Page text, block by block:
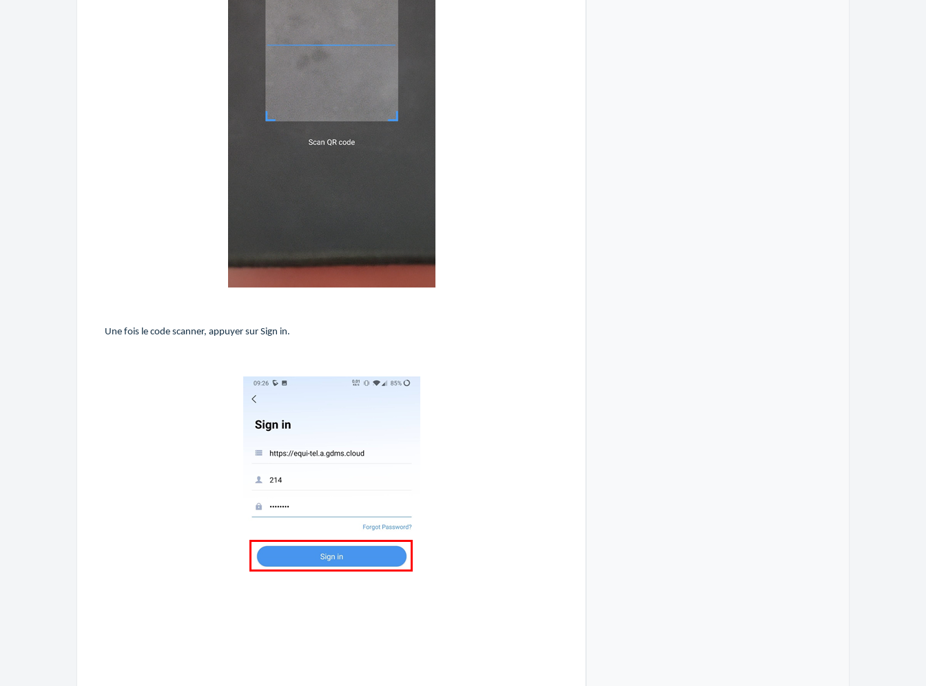
Une fois le code scanner, appuyer sur Sign in.